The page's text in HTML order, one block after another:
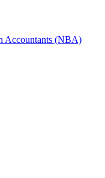
Accountants (NBA)